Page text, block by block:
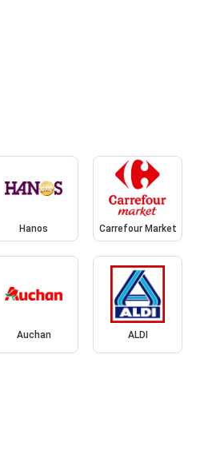
Hanos Carrefour Market
Auchan ALDI